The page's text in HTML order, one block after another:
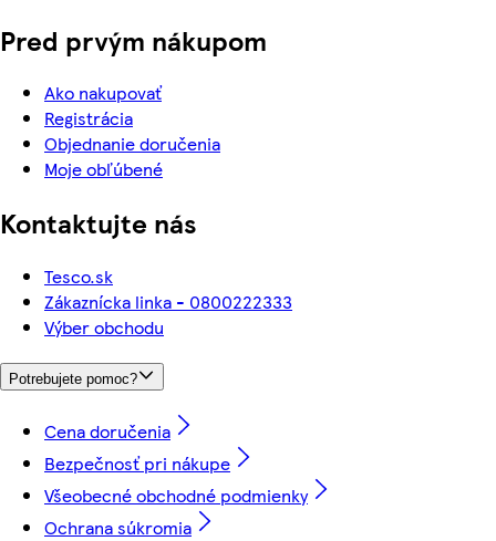
Pred prvým nákupom
Ako nakupovať
Registrácia
Objednanie doručenia
Moje obľúbené
Kontaktujte nás
Tesco.sk
Zákaznícka linka - 0800222333
Výber obchodu
Potrebujete pomoc?
Cena doručenia
Bezpečnosť pri nákupe
Všeobecné obchodné podmienky
Ochrana súkromia